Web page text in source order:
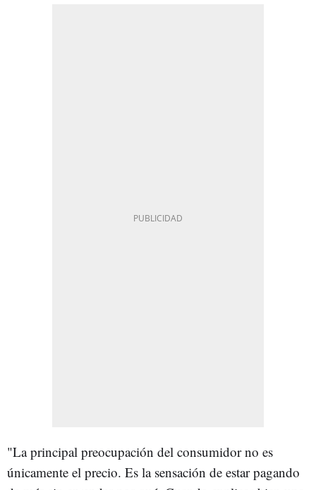
"La principal preocupación del consumidor no es
únicamente el precio. Es la sensación de estar pagando